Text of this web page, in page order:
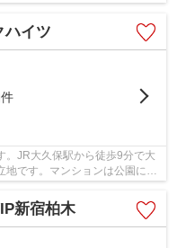
ハイツ
。JR大久保駅から徒歩9分で大
です。マンションは公園に面
新宿柏木